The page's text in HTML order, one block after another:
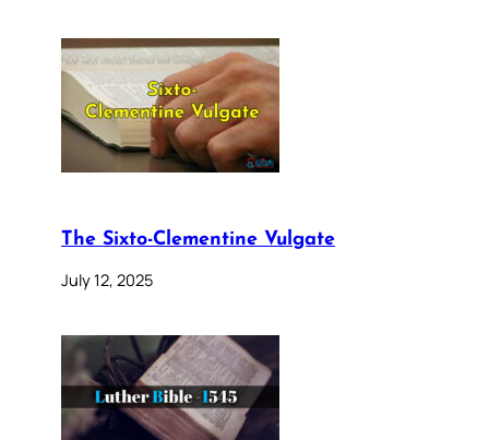
The Sixto-Clementine Vulgate
July 12, 2025